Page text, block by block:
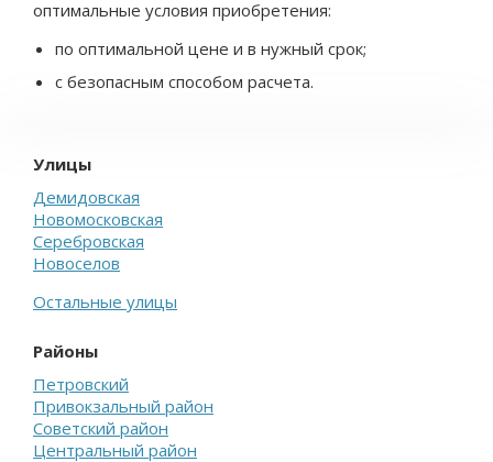
оптимальные условия приобретения:
по оптимальной цене и в нужный срок;
с безопасным способом расчета.
Улицы
Демидовская
Новомосковская
Серебровская
Новоселов
Остальные улицы
Районы
Петровский
Привокзальный район
Советский район
Центральный район